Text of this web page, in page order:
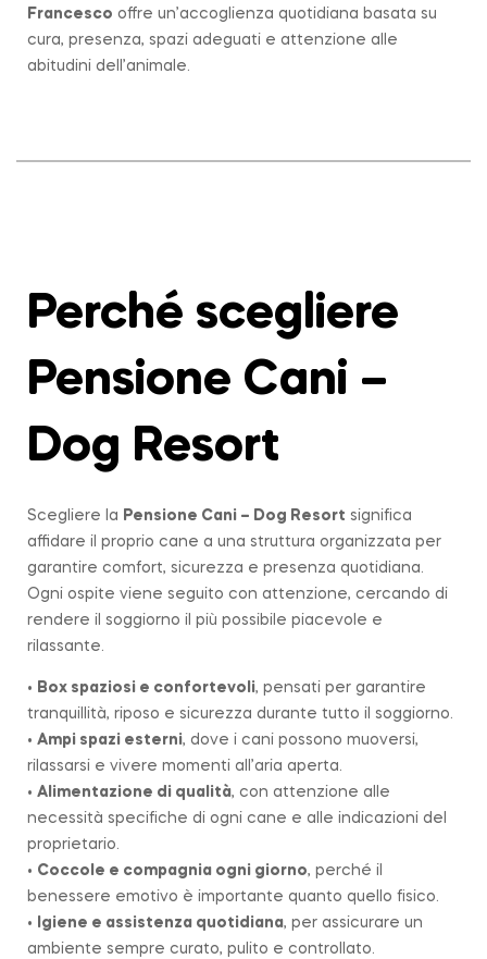
Francesco offre un’accoglienza quotidiana basata su
cura, presenza, spazi adeguati e attenzione alle
abitudini dell’animale.
Perché scegliere
Pensione Cani –
Dog Resort
Scegliere la Pensione Cani – Dog Resort significa
affidare il proprio cane a una struttura organizzata per
garantire comfort, sicurezza e presenza quotidiana.
Ogni ospite viene seguito con attenzione, cercando di
rendere il soggiorno il più possibile piacevole e
rilassante.
• Box spaziosi e confortevoli, pensati per garantire
tranquillità, riposo e sicurezza durante tutto il soggiorno.
• Ampi spazi esterni, dove i cani possono muoversi,
rilassarsi e vivere momenti all’aria aperta.
• Alimentazione di qualità, con attenzione alle
necessità specifiche di ogni cane e alle indicazioni del
proprietario.
• Coccole e compagnia ogni giorno, perché il
benessere emotivo è importante quanto quello fisico.
•
Igiene e assistenza quotidiana, per assicurare un
ambiente sempre curato, pulito e controllato.